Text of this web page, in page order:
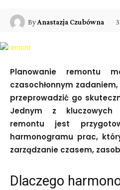
ByAnastazja Czubówna
Planowanie remontu
czasochłonnym
przeprowadzić go
Jednym z kluczowych
remontu jest
harmonogramu prac,
zarządzanie czasem,
Dlaczego